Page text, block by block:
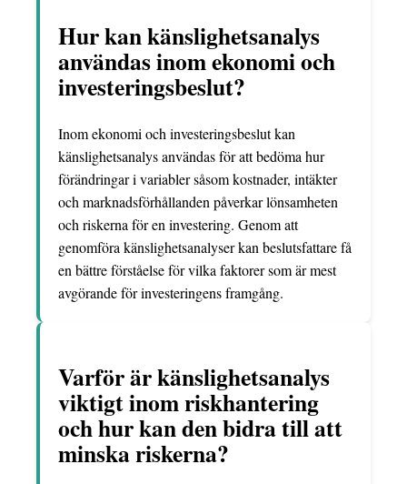
Hur kan känslighetsanalys
användas inom ekonomi och
investeringsbeslut?
Inom ekonomi och investeringsbeslut kan
känslighetsanalys användas för att bedöma hur
förändringar i variabler såsom kostnader, intäkter
och marknadsförhållanden påverkar lönsamheten
och riskerna för en investering. Genom att
genomföra känslighetsanalyser kan beslutsfattare få
en bättre förståelse för vilka faktorer som är mest
avgörande för investeringens framgång.
Varför är känslighetsanalys
viktigt inom riskhantering
och hur kan den bidra till att
minska riskerna?